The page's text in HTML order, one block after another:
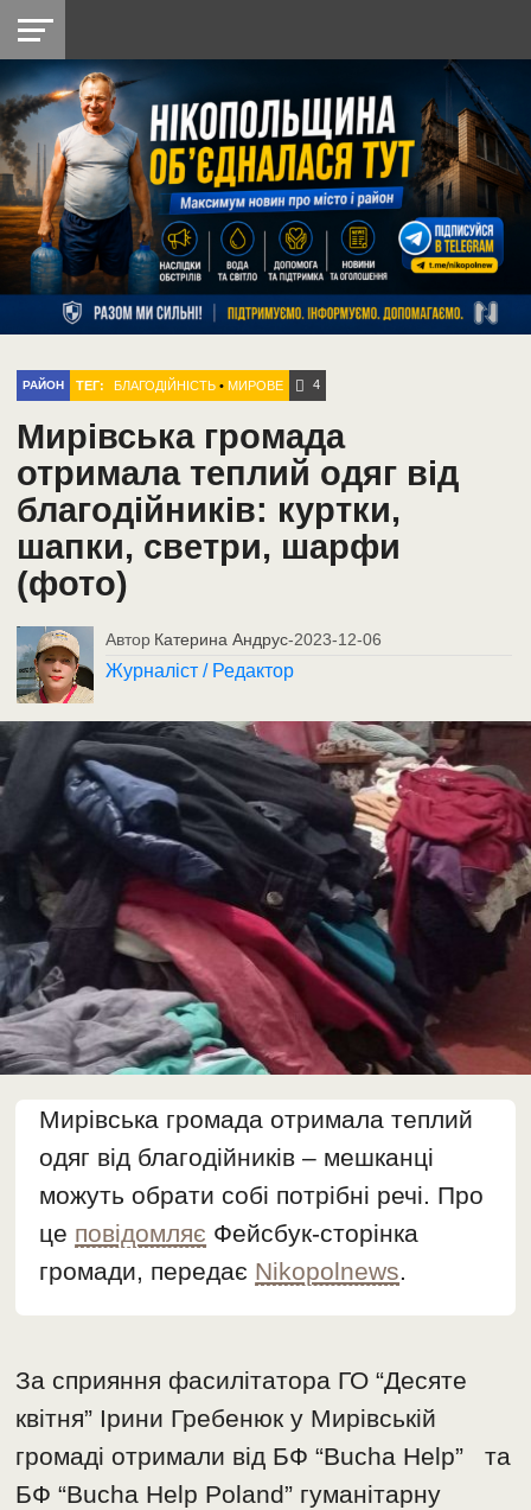
НІКОПОЛЬ
РАЙОН
СІЧЕСЛАВСЬКА
УКРАЇНА
РЕТРО
НІКОПОЛЬ
ЛАЙТ
УКРАЇНА
ДОПОМОГА
РАДІО
РАЙОН ТЕГ: БЛАГОДІЙНІСТЬ •МИРОВЕ 4
Мирівська громада
отримала теплий одяг від
благодійників: куртки,
шапки, светри, шарфи
(фото)
Автор Катерина Андрус-2023-12-06
Журналіст / Редактор
Мирівська громада отримала теплий
одяг від благодійників – мешканці
можуть обрати собі потрібні речі. Про
це повідомляє Фейсбук-сторінка
громади, передає Nikopolnews.
За сприяння фасилітатора ГО “Десяте
квітня” Ірини Гребенюк у Мирівській
громаді отримали від БФ “Bucha Help” та
БФ “Bucha Help Poland” гуманітарну